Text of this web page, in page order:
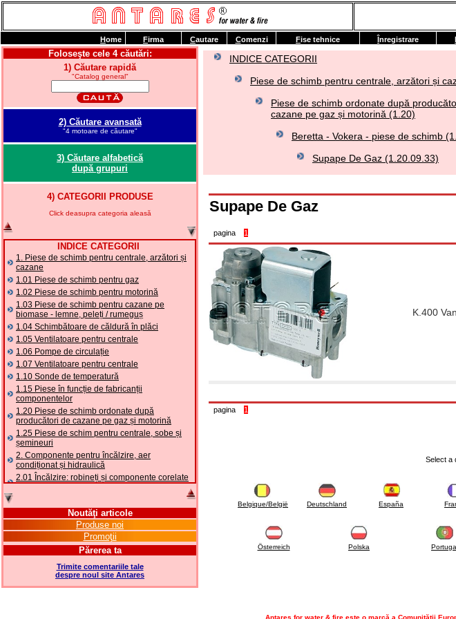
Foloseşte cele 4 căutări:
1) Căutare rapidă
"Catalog general"
2) Căutare avansată
"4 motoare de căutare"
3) Căutare alfabetică
după grupuri
4) CATEGORII PRODUSE
Click deasupra categoria aleasă
INDICE CATEGORII
1. Piese de schimb pentru centrale, arzători și
cazane
1.01 Piese de schimb pentru gaz
1.02 Piese de schimb pentru motorină
1.03 Piese de schimb pentru cazane pe
biomase - lemne, peleți / rumeguș
1.04 Schimbătoare de căldură în plăci
1.05 Ventilatoare pentru centrale
1.06 Pompe de circulație
1.07 Ventilatoare pentru centrale
1.10 Sonde de temperatură
1.15 Piese în funcție de fabricanții
componentelor
1.20 Piese de schimb ordonate după
producători de cazane pe gaz și motorină
1.25 Piese de schim pentru centrale, sobe și
șemineuri
2. Componente pentru încălzire, aer
condiționat și hidraulică
2.01 Încălzire: robineți și componente corelate
2.05 POMPE DE CĂLDURĂ: valve și accesorii
2.10 Termoreglare instalații
2.15 Aer condiționat: robineți și componente
corelate și complementare
2.16 Gaz: componente pentru tubulaturi,
corelate și complementare
2.17 Motorină: componente pentru tubulaturi,
coorelate și complementare
2.18 Solare: tubulaturi, robineți, corelate și
Noutăţi articole
Produse noi
Promoţii
Părerea ta
Trimite comentariile tale
despre noul site Antares
INDICE CATEGORII
Piese de schimb pentru centrale, arzători și
Piese de schimb ordonate după
cazane pe gaz și motorină (1.20)
Beretta - Vokera - piese de schimb
Supape De Gaz (1.20.09.33)
Supape De Gaz
pagina 1
K.400
pagina 1
Select a
Belgique/België Deutschland España
Österreich Polska
Antares for water & fire este o marcă a Comunităţii
Home Firma Cautare Comenzi Fise tehnice Înregistrare